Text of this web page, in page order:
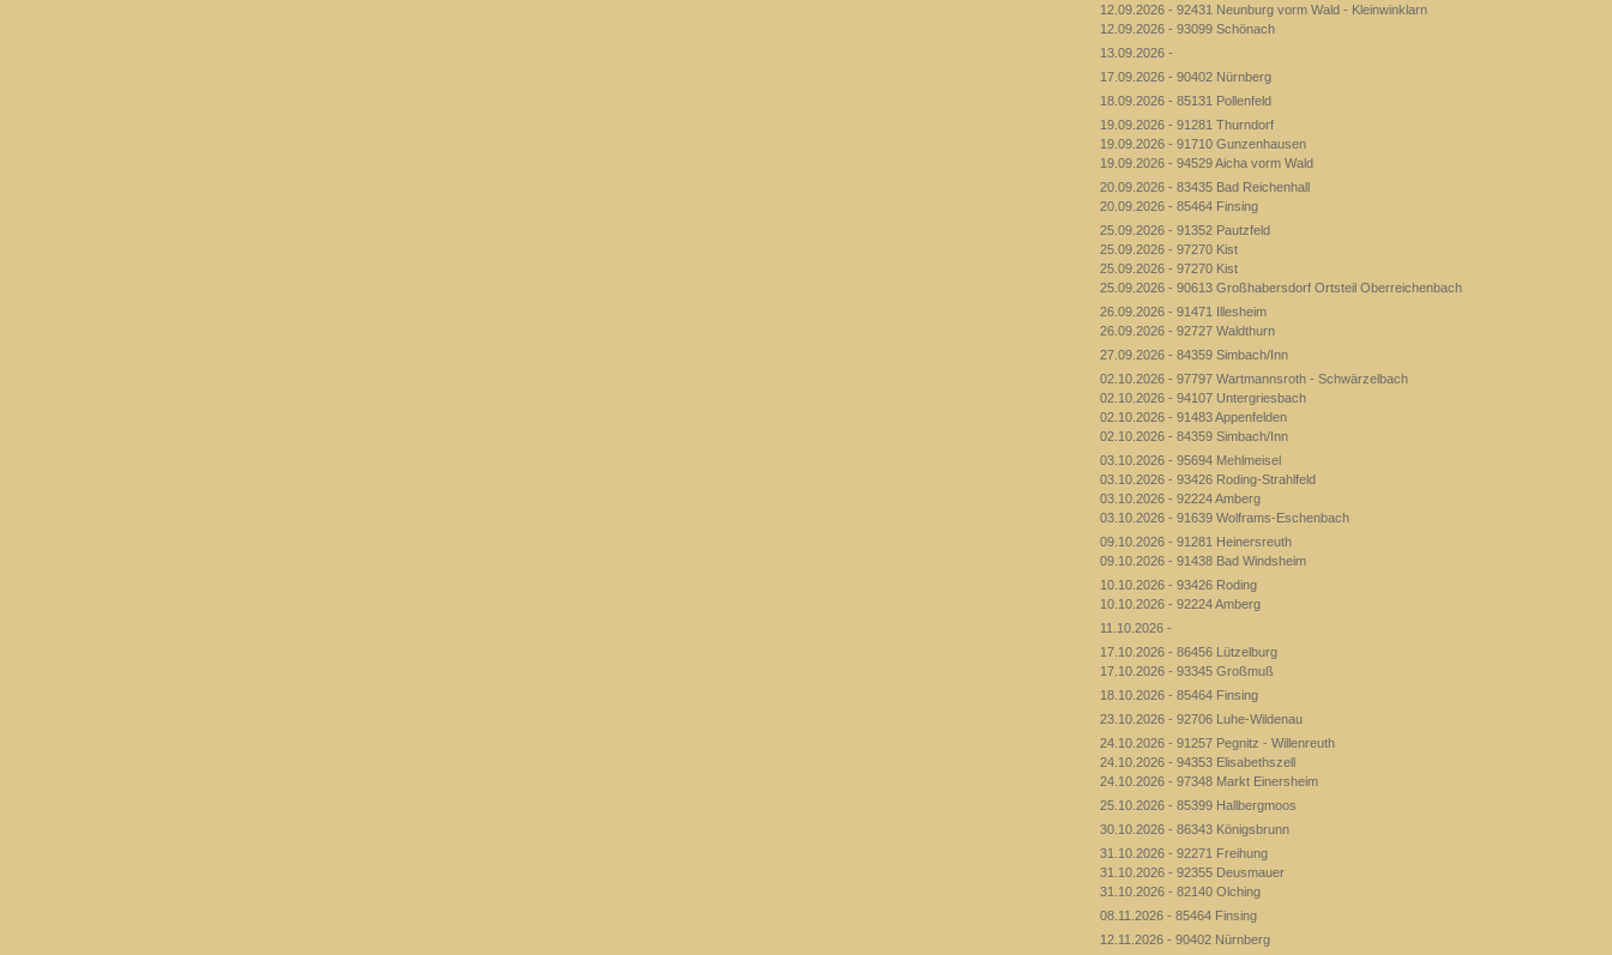
12.09.2026 - 92431 Neunburg vorm Wald - Kleinwinklarn
12.09.2026 - 93099 Schönach
13.09.2026 -
17.09.2026 - 90402 Nürnberg
18.09.2026 - 85131 Pollenfeld
19.09.2026 - 91281 Thurndorf
19.09.2026 - 91710 Gunzenhausen
19.09.2026 - 94529 Aicha vorm Wald
20.09.2026 - 83435 Bad Reichenhall
20.09.2026 - 85464 Finsing
25.09.2026 - 91352 Pautzfeld
25.09.2026 - 97270 Kist
25.09.2026 - 97270 Kist
25.09.2026 - 90613 Großhabersdorf Ortsteil Oberreichenbach
26.09.2026 - 91471 Illesheim
26.09.2026 - 92727 Waldthurn
27.09.2026 - 84359 Simbach/Inn
02.10.2026 - 97797 Wartmannsroth - Schwärzelbach
02.10.2026 - 94107 Untergriesbach
02.10.2026 - 91483 Appenfelden
02.10.2026 - 84359 Simbach/Inn
03.10.2026 - 95694 Mehlmeisel
03.10.2026 - 93426 Roding-Strahlfeld
03.10.2026 - 92224 Amberg
03.10.2026 - 91639 Wolframs-Eschenbach
09.10.2026 - 91281 Heinersreuth
09.10.2026 - 91438 Bad Windsheim
10.10.2026 - 93426 Roding
10.10.2026 - 92224 Amberg
11.10.2026 -
17.10.2026 - 86456 Lützelburg
17.10.2026 - 93345 Großmuß
18.10.2026 - 85464 Finsing
23.10.2026 - 92706 Luhe-Wildenau
24.10.2026 - 91257 Pegnitz - Willenreuth
24.10.2026 - 94353 Elisabethszell
24.10.2026 - 97348 Markt Einersheim
25.10.2026 - 85399 Hallbergmoos
30.10.2026 - 86343 Königsbrunn
31.10.2026 - 92271 Freihung
31.10.2026 - 92355 Deusmauer
31.10.2026 - 82140 Olching
08.11.2026 - 85464 Finsing
12.11.2026 - 90402 Nürnberg